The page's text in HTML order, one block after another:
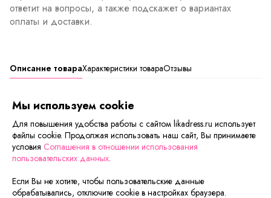
ответит на вопросы, а также подскажет о вариантах
оплаты и доставки.
Описание товараХарактеристики товараОтзывы
Спортивный мужской костюм Брэд для отдыха, прогулок
или занятий спортом. Универсальный костюм на каждый
день, удобный во всем. Состоит комплект из брюк и
кофты на молнии. В нем удобно и легко, можно
заниматься любимым видом спорта или просто отдыхать.
Сейчас на сайте смотрят
Мы используем cookie
Для повышения удобства работы с сайтом likadress.ru использует
файлы cookie. Продолжая использовать наш сайт, Вы принимаете
условия Соглашения в отношении использования
пользовательских данных.
Если Вы не хотите, чтобы пользовательские данные
обрабатывались, отключите cookie в настройках браузера.